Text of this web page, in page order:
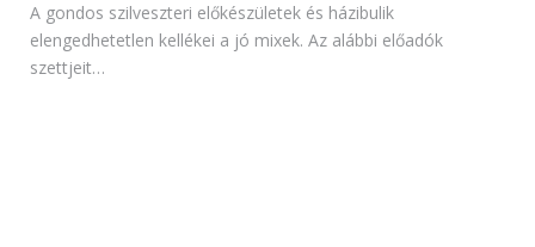
A gondos szilveszteri előkészületek és házibulik
elengedhetetlen kellékei a jó mixek. Az alábbi előadók
szettjeit…